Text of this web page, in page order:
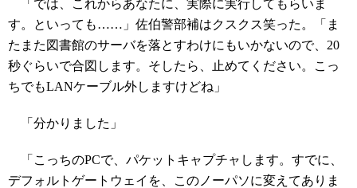
「では、これからあなたに、実際に実行してもらいま
す。といっても……」佐伯警部補はクスクス笑った。「ま
たまた図書館のサーバを落とすわけにもいかないので、20
秒ぐらいで合図します。そしたら、止めてください。こっ
ちでもLANケーブル外しますけどね」
「分かりました」
「こっちのPCで、パケットキャプチャします。すでに、
デフォルトゲートウェイを、このノーパソに変えてありま